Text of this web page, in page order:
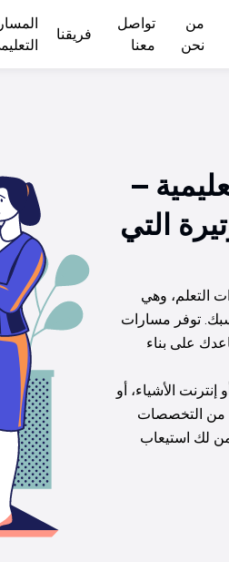
من
نحن
تواصل
معنا
فريقنا
المسار
–
التي
التعلم، وهي
توفر مسارات
على بناء
الأشياء، أو
من التخصصات
لك استيعاب